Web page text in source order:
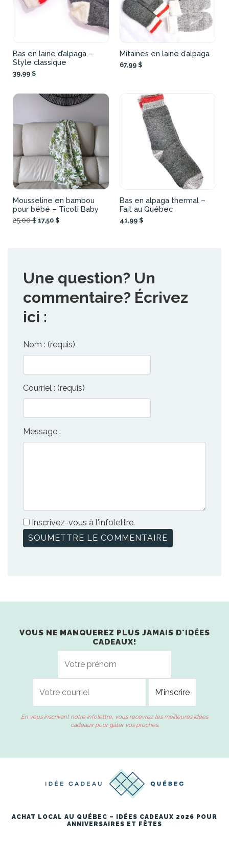
Bas en laine d’alpaga –
Style classique
39,99 $
Mitaines en laine d’alpaga
67,99 $
Mousseline en bambou
pour bébé – Ticoti Baby
25,00 $ 17,50 $
Bas en alpaga thermal –
Fait au Québec
41,99 $
Une question? Un
commentaire? Écrivez
ici :
Nom : (requis)
Courriel : (requis)
Message :
Inscrivez-vous à l'infolettre.
VOUS NE MANQUEREZ PLUS JAMAIS D'IDÉES
CADEAUX!
En vous inscrivant notre infolettre, vous recevrez les meilleures idées
cadeaux pour gâter vos proches.
ACHAT LOCAL AU QUÉBEC – IDÉES CADEAUX 2026 POUR
ANNIVERSAIRES ET FÊTES